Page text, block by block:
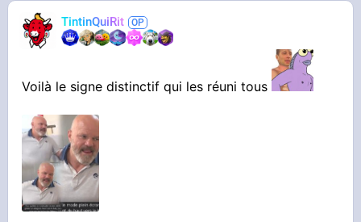
TintinQuiRit
Voilà le signe distinctif qui les réuni tous